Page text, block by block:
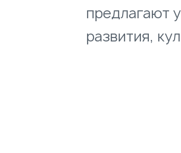
предлагают
развития,